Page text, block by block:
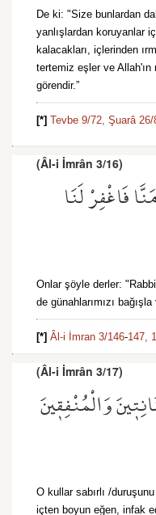
De ki: "Size bunlardan
yanlışlardan koruyanlar
kalacakları, içlerinden
tertemiz eşler ve Allah'ın
görendir.”
[*] Tevbe 9/72, Şuarâ 26/
(Âl-i İmrân 3/16)
فَاغْفِرْ لَنَا
Onlar şöyle derler:
de günahlarımızı
[*] Âl-i İmran 3/146-147,
(Âl-i İmrân 3/17)
وَالْمُنْفِق۪ينَ
O kullar sabırlı /
içten boyun eğen, infak